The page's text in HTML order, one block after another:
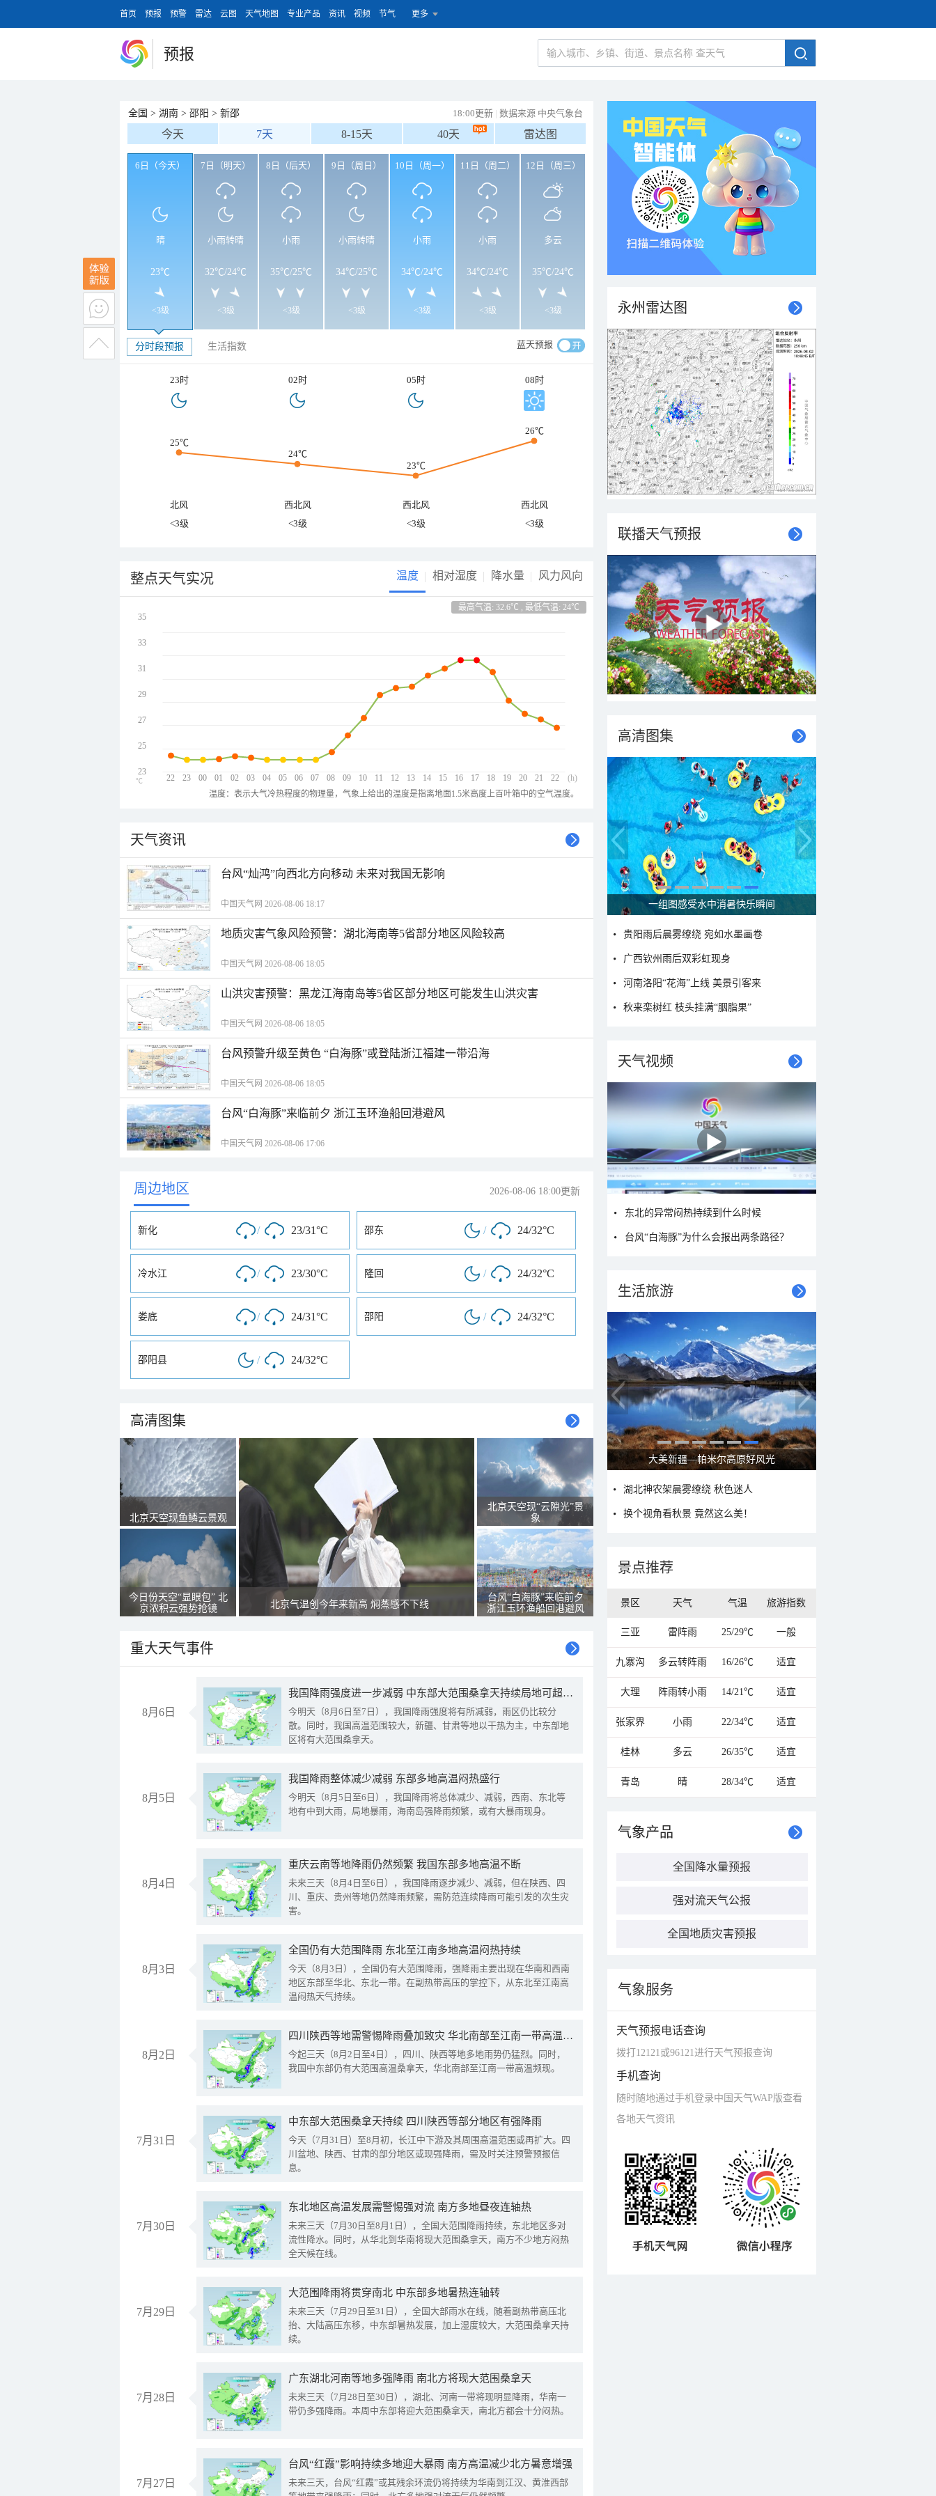
首页 预报 预警 雷达 云图 天气地图 专业产品 资讯 视频 节气 更多
预报
全国 > 湖南 > 邵阳 > 新邵 18:00更新 | 数据来源 中央气象台
今天 7天 8-15天 40天 雷达图
6日（今天）
晴
23℃
<3级
7日（明天）
小雨转晴
32℃/24℃
<3级
8日（后天）
小雨
35℃/25℃
<3级
9日（周日）
小雨转晴
34℃/25℃
<3级
10日（周一）
小雨
34℃/24℃
<3级
11日（周二）
小雨
34℃/24℃
<3级
12日（周三）
多云
35℃/24℃
<3级
分时段预报 生活指数 蓝天预报
23时 02时 05时 08时
25℃
24℃
23℃
26℃
北风 西北风 西北风
西北风
<3级
<3级 <3级 <3级
整点天气实况 温度 相对湿度 降水量 风力风向
最高气温: 32.6℃ , 最低气温: 24℃
22 23 00 01 02 03 04 05 06 07 08 09 10 11 12 13 14 15 16 17 18 19 20 21 22
35
33
31
29
27
25
23
(h)
℃
温度：表示大气冷热程度的物理量，气象上给出的温度是指离地面1.5米高度上百叶箱中的空气温度。
天气资讯
台风“灿鸿”向西北方向移动 未来对我国无影响
中国天气网 2026-08-06 18:17
地质灾害气象风险预警：湖北海南等5省部分地区风险较高
中国天气网 2026-08-06 18:05
山洪灾害预警：黑龙江海南岛等5省区部分地区可能发生山洪灾害
中国天气网 2026-08-06 18:05
台风预警升级至黄色 “白海豚”或登陆浙江福建一带沿海
中国天气网 2026-08-06 18:05
台风“白海豚”来临前夕 浙江玉环渔船回港避风
中国天气网 2026-08-06 17:06
周边地区 2026-08-06 18:00更新
新化 / 23/31°C 邵东 / 24/32°C
冷水江 / 23/30°C 隆回 / 24/32°C
娄底 / 24/31°C 邵阳 / 24/32°C
邵阳县 / 24/32°C
高清图集
北京天空现鱼鳞云景观
今日份天空“显眼包” 北
京浓积云强势抢镜
北京气温创今年来新高 焖蒸感不下线
北京天空现“云隙光”景
象
台风“白海豚”来临前夕
浙江玉环渔船回港避风
重大天气事件
8月6日
我国降雨强度进一步减弱 中东部大范围桑拿天持续局地可超38℃
今明天（8月6日至7日），我国降雨强度将有所减弱，雨区仍比较分
散。同时，我国高温范围较大，新疆、甘肃等地以干热为主，中东部地
区将有大范围桑拿天。
8月5日
我国降雨整体减少减弱 东部多地高温闷热盛行
今明天（8月5日至6日），我国降雨将总体减少、减弱，西南、东北等
地有中到大雨，局地暴雨，海南岛强降雨频繁，或有大暴雨现身。
8月4日
重庆云南等地降雨仍然频繁 我国东部多地高温不断
未来三天（8月4日至6日），我国降雨逐步减少、减弱，但在陕西、四
川、重庆、贵州等地仍然降雨频繁，需防范连续降雨可能引发的次生灾
害。
8月3日
全国仍有大范围降雨 东北至江南多地高温闷热持续
今天（8月3日），全国仍有大范围降雨，强降雨主要出现在华南和西南
地区东部至华北、东北一带。在副热带高压的掌控下，从东北至江南高
温闷热天气持续。
8月2日
四川陕西等地需警惕降雨叠加致灾 华北南部至江南一带高温频现
今起三天（8月2日至4日），四川、陕西等地多地雨势仍猛烈。同时，
我国中东部仍有大范围高温桑拿天，华北南部至江南一带高温频现。
7月31日
中东部大范围桑拿天持续 四川陕西等部分地区有强降雨
今天（7月31日）至8月初，长江中下游及其周围高温范围或再扩大。四
川盆地、陕西、甘肃的部分地区或现强降雨，需及时关注预警预报信
息。
7月30日
东北地区高温发展需警惕强对流 南方多地昼夜连轴热
未来三天（7月30日至8月1日），全国大范围降雨持续，东北地区多对
流性降水。同时，从华北到华南将现大范围桑拿天，南方不少地方闷热
全天候在线。
7月29日
大范围降雨将贯穿南北 中东部多地暑热连轴转
未来三天（7月29日至31日），全国大部雨水在线，随着副热带高压北
抬、大陆高压东移，中东部暑热发展，加上湿度较大，大范围桑拿天持
续。
7月28日
广东湖北河南等地多强降雨 南北方将现大范围桑拿天
未来三天（7月28日至30日），湖北、河南一带将现明显降雨，华南一
带仍多强降雨。本周中东部将迎大范围桑拿天，南北方都会十分闷热。
7月27日
台风“红霞”影响持续多地迎大暴雨 南方高温减少北方暑意增强
未来三天，台风“红霞”或其残余环流仍将持续为华南到江汉、黄淮西部
永州雷达图
联播天气预报
高清图集
走进青海祁连 邂逅一场大自然的顶级配色
贵阳雨后晨雾缭绕 宛如水墨画卷
广西钦州雨后双彩虹现身
河南洛阳“花海”上线 美景引客来
秋来栾树红 枝头挂满“胭脂果”
天气视频
东北的异常闷热持续到什么时候
台风“白海豚”为什么会报出两条路径？
生活旅游
湖北神农架晨雾缭绕 秋色迷人
换个视角看秋景 竟然这么美！
景点推荐
景区 天气 气温 旅游指数
三亚 雷阵雨 25/29℃ 一般
九寨沟 多云转阵雨 16/26℃ 适宜
大理 阵雨转小雨 14/21℃ 适宜
张家界 小雨 22/34℃ 适宜
桂林 多云 26/35℃ 适宜
青岛 晴 28/34℃ 适宜
气象产品
全国降水量预报
强对流天气公报
全国地质灾害预报
气象服务
天气预报电话查询
拨打12121或96121进行天气预报查询
手机查询
随时随地通过手机登录中国天气WAP版查看
各地天气资讯